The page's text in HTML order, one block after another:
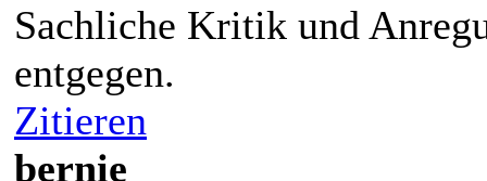
Sachliche Kritik und
entgegen.
Zitieren
bernie